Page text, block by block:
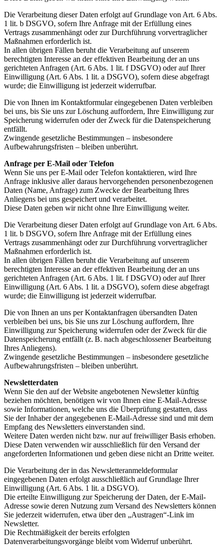
Die Verarbeitung dieser Daten erfolgt auf Grundlage von Art. 6 Abs.
1 lit. b DSGVO, sofern Ihre Anfrage mit der Erfüllung eines
Vertrags zusammenhängt oder zur Durchführung vorvertraglicher
Maßnahmen erforderlich ist.
In allen übrigen Fällen beruht die Verarbeitung auf unserem
berechtigten Interesse an der effektiven Bearbeitung der an uns
gerichteten Anfragen (Art. 6 Abs. 1 lit. f DSGVO) oder auf Ihrer
Einwilligung (Art. 6 Abs. 1 lit. a DSGVO), sofern diese abgefragt
wurde; die Einwilligung ist jederzeit widerrufbar.
Die von Ihnen im Kontaktformular eingegebenen Daten verbleiben
bei uns, bis Sie uns zur Löschung auffordern, Ihre Einwilligung zur
Speicherung widerrufen oder der Zweck für die Datenspeicherung
entfällt.
Zwingende gesetzliche Bestimmungen – insbesondere
Aufbewahrungsfristen – bleiben unberührt.
Anfrage per E-Mail oder Telefon
Wenn Sie uns per E-Mail oder Telefon kontaktieren, wird Ihre
Anfrage inklusive aller daraus hervorgehenden personenbezogenen
Daten (Name, Anfrage) zum Zwecke der Bearbeitung Ihres
Anliegens bei uns gespeichert und verarbeitet.
Diese Daten geben wir nicht ohne Ihre Einwilligung weiter.
Die Verarbeitung dieser Daten erfolgt auf Grundlage von Art. 6 Abs.
1 lit. b DSGVO, sofern Ihre Anfrage mit der Erfüllung eines
Vertrags zusammenhängt oder zur Durchführung vorvertraglicher
Maßnahmen erforderlich ist.
In allen übrigen Fällen beruht die Verarbeitung auf unserem
berechtigten Interesse an der effektiven Bearbeitung der an uns
gerichteten Anfragen (Art. 6 Abs. 1 lit. f DSGVO) oder auf Ihrer
Einwilligung (Art. 6 Abs. 1 lit. a DSGVO), sofern diese abgefragt
wurde; die Einwilligung ist jederzeit widerrufbar.
Die von Ihnen an uns per Kontaktanfragen übersandten Daten
verbleiben bei uns, bis Sie uns zur Löschung auffordern, Ihre
Einwilligung zur Speicherung widerrufen oder der Zweck für die
Datenspeicherung entfällt (z. B. nach abgeschlossener Bearbeitung
Ihres Anliegens).
Zwingende gesetzliche Bestimmungen – insbesondere gesetzliche
Aufbewahrungsfristen – bleiben unberührt.
Newsletterdaten
Wenn Sie den auf der Website angebotenen Newsletter künftig
beziehen möchten, benötigen wir von Ihnen eine E-Mail-Adresse
sowie Informationen, welche uns die Überprüfung gestatten, dass
Sie der Inhaber der angegebenen E-Mail-Adresse sind und mit dem
Empfang des Newsletters einverstanden sind.
Weitere Daten werden nicht bzw. nur auf freiwilliger Basis erhoben.
Diese Daten verwenden wir ausschließlich für den Versand der
angeforderten Informationen und geben diese nicht an Dritte weiter.
Die Verarbeitung der in das Newsletteranmeldeformular
eingegebenen Daten erfolgt ausschließlich auf Grundlage Ihrer
Einwilligung (Art. 6 Abs. 1 lit. a DSGVO).
Die erteilte Einwilligung zur Speicherung der Daten, der E-Mail-
Adresse sowie deren Nutzung zum Versand des Newsletters können
Sie jederzeit widerrufen, etwa über den „Austragen“-Link im
Newsletter.
Die Rechtmäßigkeit der bereits erfolgten
Datenverarbeitungsvorgänge bleibt vom Widerruf unberührt.